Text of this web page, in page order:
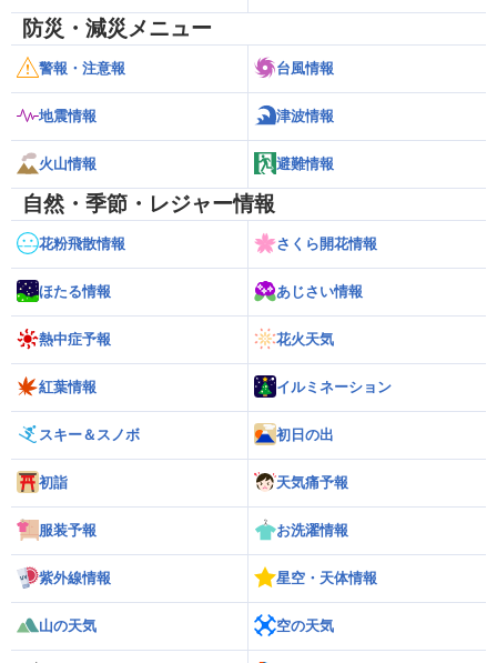
防災・減災メニュー
警報・注意報 台風情報
地震情報 津波情報
火山情報 避難情報
自然・季節・レジャー情報
花粉飛散情報 さくら開花情報
ほたる情報 あじさい情報
熱中症予報 花火天気
紅葉情報 イルミネーション
スキー＆スノボ 初日の出
初詣 天気痛予報
服装予報 お洗濯情報
紫外線情報 星空・天体情報
山の天気 空の天気